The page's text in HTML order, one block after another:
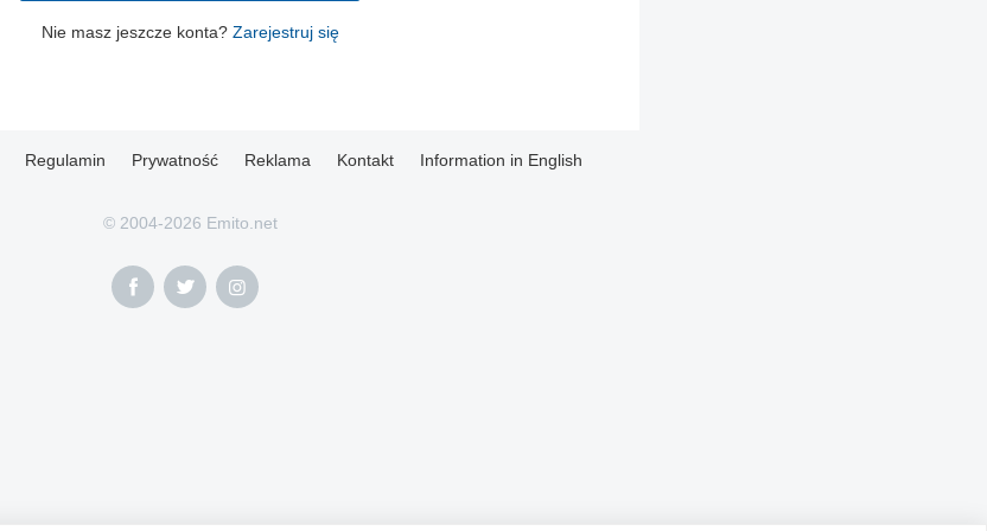
Nie masz jeszcze konta? Zarejestruj się
Regulamin Prywatność Reklama Kontakt Information in English
© 2004-2026 Emito.net